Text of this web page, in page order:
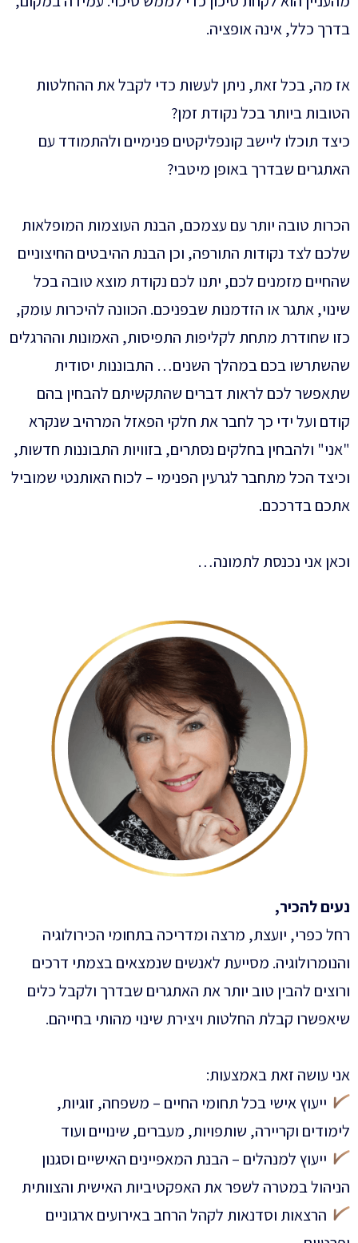
בדרך כלל, אינה אופציה.
אז מה, בכל זאת, ניתן לעשות כדי לקבל את ההחלטות
הטובות ביותר בכל נקודת זמן?
כיצד תוכלו ליישב קונפליקטים פנימיים ולהתמודד עם
האתגרים שבדרך באופן מיטבי?
הכרות טובה יותר עם עצמכם, הבנת העוצמות המופלאות
שלכם לצד נקודות התורפה, וכן הבנת ההיבטים החיצוניים
שהחיים מזמנים לכם, יתנו לכם נקודת מוצא טובה בכל
שינוי, אתגר או הזדמנות שבפניכם. הכוונה להיכרות עומק,
כזו שחודרת מתחת לקליפות התפיסות, האמונות וההרגלים
שהשתרשו בכם במהלך השנים… התבוננות יסודית
שתאפשר לכם לראות דברים שהתקשיתם להבחין בהם
קודם ועל ידי כך לחבר את חלקי הפאזל המרהיב שנקרא
"אני" ולהבחין בחלקים נסתרים, בזוויות התבוננות חדשות,
וכיצד הכל מתחבר לגרעין הפנימי – לכוח האותנטי שמוביל
אתכם בדרככם.
וכאן אני נכנסת לתמונה…
נעים להכיר,
רחל כפרי, יועצת, מרצה ומדריכה בתחומי הכירולוגיה
והנומרולוגיה. מסייעת לאנשים שנמצאים בצמתי דרכים
ורוצים להבין טוב יותר את האתגרים שבדרך ולקבל כלים
שיאפשרו קבלת החלטות ויצירת שינוי מהותי בחייהם.
אני עושה זאת באמצעות:
ייעוץ אישי בכל תחומי החיים – משפחה, זוגיות,
לימודים וקריירה, שותפויות, מעברים, שינויים ועוד
ייעוץ למנהלים – הבנת המאפיינים האישיים וסגנון
הניהול במטרה לשפר את האפקטיביות האישית והצוותית
הרצאות וסדנאות לקהל הרחב באירועים ארגוניים